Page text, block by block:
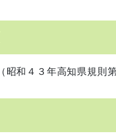
昭和４３年高知県規則